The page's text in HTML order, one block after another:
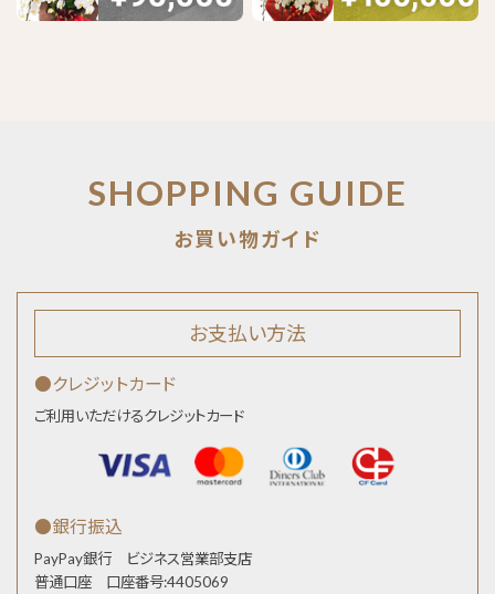
SHOPPING GUIDE
お支払い方法
●クレジットカード
ご利用いただけるクレジットカード
●銀行振込
PayPay銀行 ビジネス営業部支店
普通口座 口座番号:4405069